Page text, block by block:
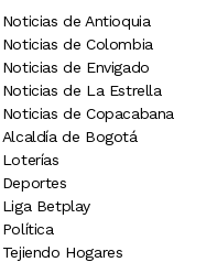
Noticias de Antioquia
Noticias de Colombia
Noticias de Envigado
Noticias de La Estrella
Noticias de Copacabana
Alcaldía de Bogotá
Loterías
Deportes
Liga Betplay
Política
Tejiendo Hogares